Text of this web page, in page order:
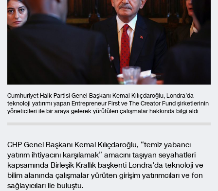
Cumhuriyet Halk Partisi Genel Başkanı Kemal Kılıçdaroğlu, Londra’da
teknoloji yatırımı yapan Entrepreneur First ve The Creator Fund şirketlerinin
yöneticileri ile bir araya gelerek yürütülen çalışmalar hakkında bilgi aldı.
CHP Genel Başkanı Kemal Kılıçdaroğlu, “temiz yabancı
yatırım ihtiyacını karşılamak” amacını taşıyan seyahatleri
kapsamında Birleşik Krallık başkenti Londra’da teknoloji ve
bilim alanında çalışmalar yürüten girişim yatırımcıları ve fon
sağlayıcıları ile buluştu.